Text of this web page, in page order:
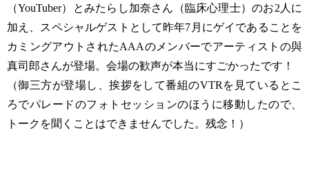
（YouTuber）とみたらし加奈さん（臨床心理士）のお2人に
加え、スペシャルゲストとして昨年7月にゲイであることを
カミングアウトされたAAAのメンバーでアーティストの與
真司郎さんが登場。会場の歓声が本当にすごかったです！
（御三方が登場し、挨拶をして番組のVTRを見ているとこ
ろでパレードのフォトセッションのほうに移動したので、
トークを聞くことはできませんでした。残念！）